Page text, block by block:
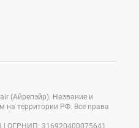
(Айрепэйр). Название и
на территории РФ. Все права
ОГРНИП: 316920400075641